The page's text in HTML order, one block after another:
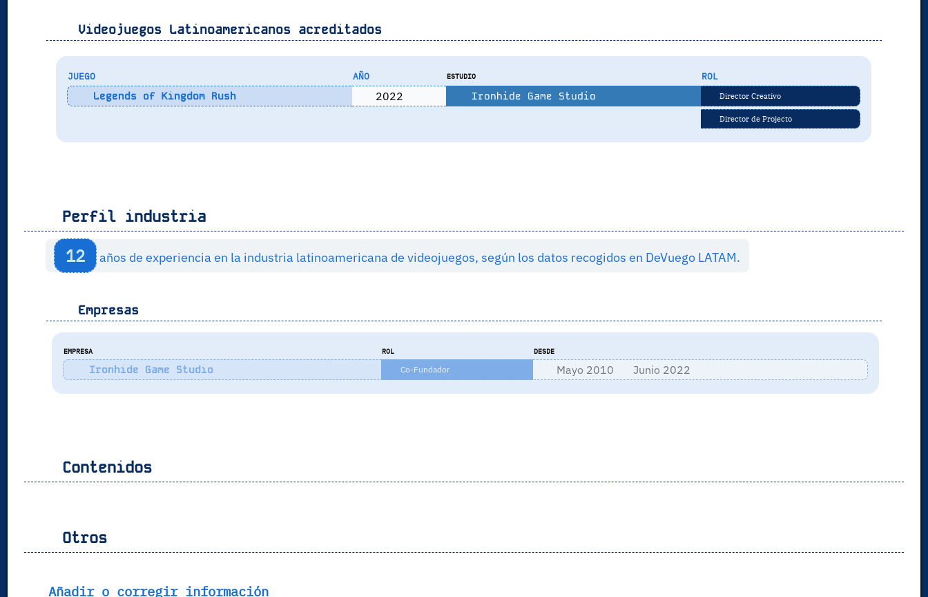
Videojuegos Latinoamericanos acreditados
JUEGO AÑO ESTUDIO ROL
Legends of Kingdom Rush 2022 Ironhide Game Studio Director Creativo
Director de Projecto
Perfil industria
12 años de experiencia en la industria latinoamericana de videojuegos, según los datos recogidos en DeVuego LATAM.
Empresas
EMPRESA ROL DESDE
Ironhide Game Studio Co-Fundador Mayo 2010 Junio 2022
Contenidos
Otros
Añadir o corregir información